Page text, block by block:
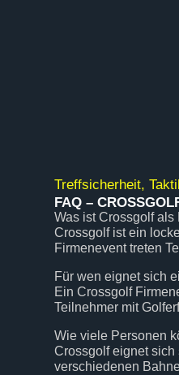
Treffsicherheit,
FAQ –
Was ist Crossgolf als
Crossgolf ist ein
Firmenevent treten
Für wen eignet sich
Ein Crossgolf
Teilnehmer mit
Wie viele Personen
Crossgolf eignet
verschiedenen